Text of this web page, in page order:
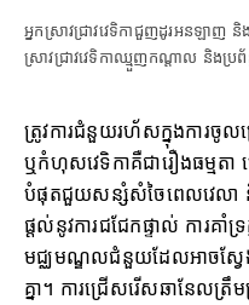
អ្នកស្រាវជ្រាវវេទិកាជួញដូរអនឡាញ និ
ស្រាវជ្រាវវេទិកាឈ្មួញកណ្តាល និងប្
ត្រូវការជំនួយរហ័សក្នុងការចូល
ឬកំហុសវេទិកាគឺជារឿងធម្មត
បំផុតជួយសន្សំសំចៃពេលវេលា
ផ្តល់នូវការជជែកផ្ទាល់ ការគាំ
មជ្ឈមណ្ឌលជំនួយដែលអាចស្វែង
គ្នា។ ការជ្រើសរើសឆានែលត្